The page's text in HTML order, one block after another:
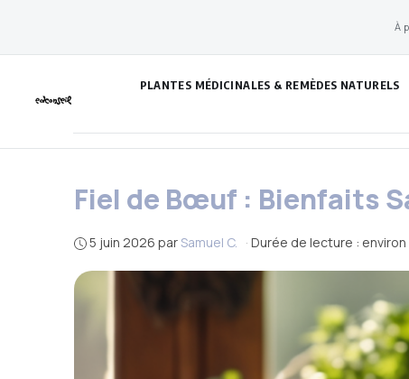
contenu
À
PLANTES MÉDICINALES & REMÈDES NATURELS
Fiel de Bœuf : Bienfaits
5 juin 2026 parSamuel C. · Durée de lecture :